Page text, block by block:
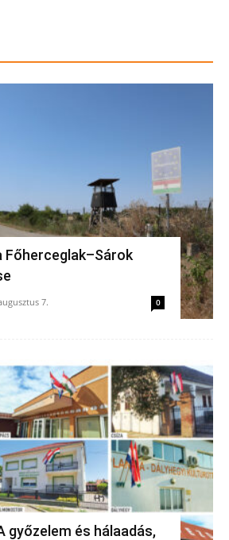
Főherceglak–Sárok
7. 0
győzelem és hálaadás,